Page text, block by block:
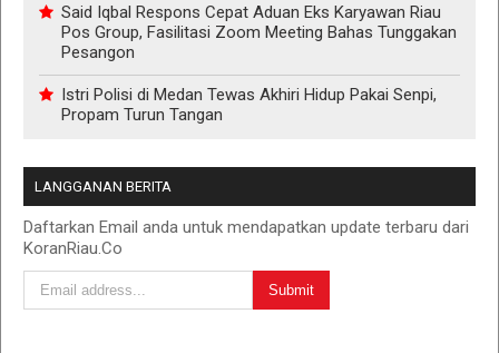
Said Iqbal Respons Cepat Aduan Eks Karyawan Riau
Pos Group, Fasilitasi Zoom Meeting Bahas Tunggakan
Pesangon
Istri Polisi di Medan Tewas Akhiri Hidup Pakai Senpi,
Propam Turun Tangan
LANGGANAN BERITA
Daftarkan Email anda untuk mendapatkan update terbaru dari
KoranRiau.Co